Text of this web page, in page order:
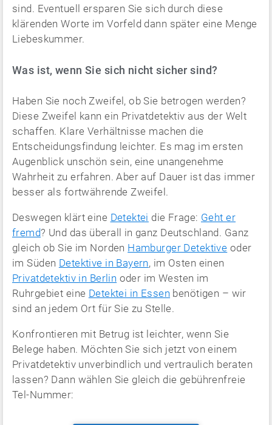
sind. Eventuell ersparen Sie sich durch diese
klärenden Worte im Vorfeld dann später eine Menge
Liebeskummer.
Was ist, wenn Sie sich nicht sicher sind?
Haben Sie noch Zweifel, ob Sie betrogen werden?
Diese Zweifel kann ein Privatdetektiv aus der Welt
schaffen. Klare Verhältnisse machen die
Entscheidungsfindung leichter. Es mag im ersten
Augenblick unschön sein, eine unangenehme
Wahrheit zu erfahren. Aber auf Dauer ist das immer
besser als fortwährende Zweifel.
Deswegen klärt eine Detektei die Frage: Geht er
fremd? Und das überall in ganz Deutschland. Ganz
gleich ob Sie im Norden Hamburger Detektive oder
im Süden Detektive in Bayern, im Osten einen
Privatdetektiv in Berlin oder im Westen im
Ruhrgebiet eine Detektei in Essen benötigen – wir
sind an jedem Ort für Sie zu Stelle.
Konfrontieren mit Betrug ist leichter, wenn Sie
Belege haben. Möchten Sie sich jetzt von einem
Privatdetektiv unverbindlich und vertraulich beraten
lassen? Dann wählen Sie gleich die gebührenfreie
Tel-Nummer: